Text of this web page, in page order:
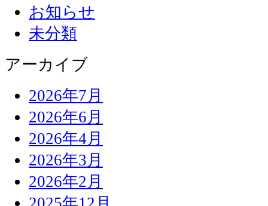
お知らせ
未分類
アーカイブ
2026年7月
2026年6月
2026年4月
2026年3月
2026年2月